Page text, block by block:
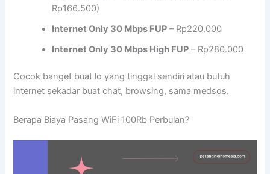
Rp166.500)
Internet Only 30 Mbps FUP – Rp220.000
Internet Only 30 Mbps High FUP – Rp280.000
Cocok banget buat lo yang tinggal sendiri atau butuh
internet sekadar buat chat, browsing, sama medsos.
Berapa Biaya Pasang WiFi 100Rb Perbulan?